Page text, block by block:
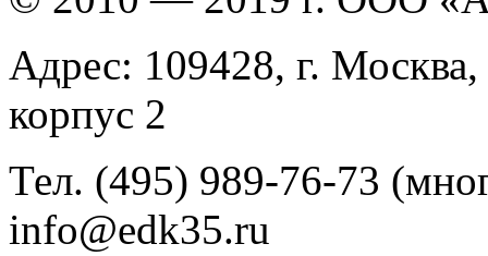
Адрес: 109428, г.
корпус 2
Тел. (495) 989-76-73
info@edk35.ru